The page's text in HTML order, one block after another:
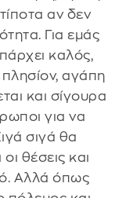
αν δεν
Για εμάς
καλός,
αγάπη
και σίγουρα
για να
σιγά θα
θέσεις και
Αλλά όπως